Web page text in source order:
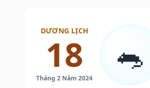
DƯƠNG LỊCH
18
Tháng 2 Năm 2024
🐀